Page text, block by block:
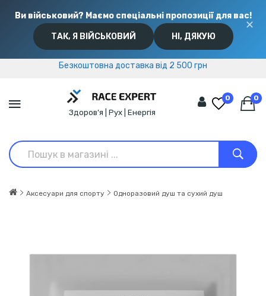
Ви військовий? Маємо спеціальні пропозиції для вас!
ТАК, Я ВІЙСЬКОВИЙ НІ, ДЯКУЮ
✕
Безкоштовна доставка від 2 500 грн
Безкоштовна доставка від 2 500 грн
Здоров’я | Рух | Енергія
0 0
Аксесуари для спорту Одноразовий душ та сухий душ